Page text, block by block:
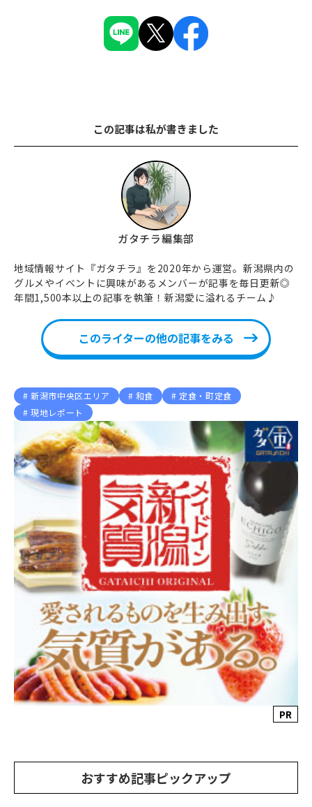
この記事は私が書きました
ガタチラ編集部
地域情報サイト『ガタチラ』を2020年から運営。新潟県内の
グルメやイベントに興味があるメンバーが記事を毎日更新◎
年間1,500本以上の記事を執筆！新潟愛に溢れるチーム♪
このライターの他の記事をみる
新潟市中央区エリア 和食
定食・町定食
現地レポート
PR
おすすめ記事ピックアップ